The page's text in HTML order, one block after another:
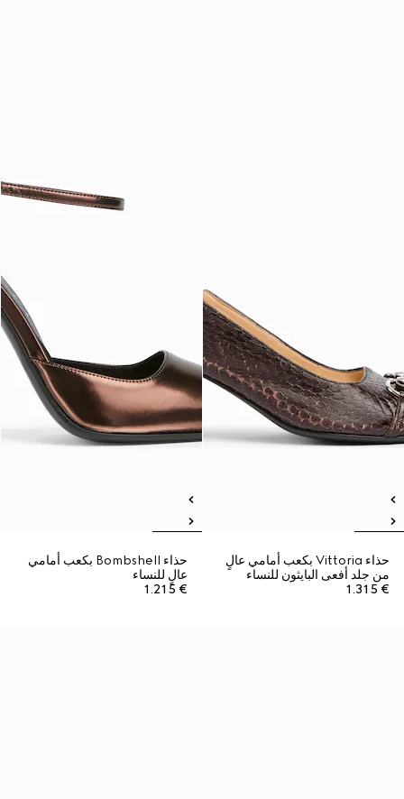
حذاء Vittoria بكعب أمامي عالٍ
من جلد أفعى البايثون للنساء
€ 1.315
حذاء Bombshell بكعب أمامي
عالٍ للنساء
€ 1.215